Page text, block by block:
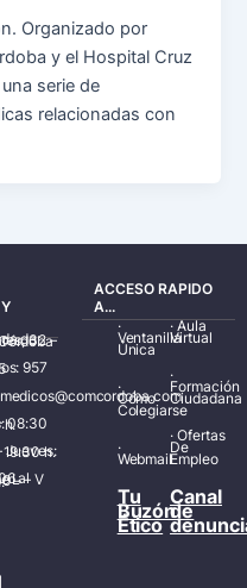
Organizado por
y el Hospital Cruz
serie de
relacionadas con
32 – 14001 Córdoba
h.
17:00 – 19:30 h.
h.
ACCESO RAPIDO
A...
·
Ventanilla
Única
·
Cómo
Colegiarse
·
Webmail
·Aula
Virtual
·
Formación
Ciudadana
·Ofertas
De
Empleo
Tu
Buzón
Ético
Canal
de